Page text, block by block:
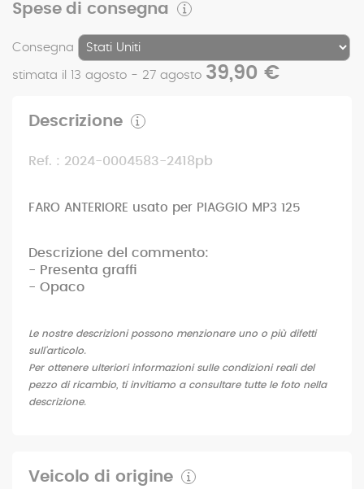
Spese di consegna
Consegna
stimata il 13 agosto - 27 agosto 39,90 €
Descrizione
Ref. : 2024-0004583-2418pb
FARO ANTERIORE usato per PIAGGIO MP3 125
Descrizione del commento:
- Presenta graffi
- Opaco
Le nostre descrizioni possono menzionare uno o più difetti
sull'articolo.
Per ottenere ulteriori informazioni sulle condizioni reali del
pezzo di ricambio, ti invitiamo a consultare tutte le foto nella
descrizione.
Veicolo di origine